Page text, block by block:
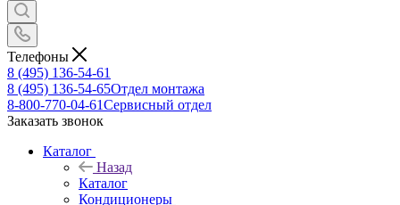
Телефоны
8 (495) 136-54-61
8 (495) 136-54-65Отдел монтажа
8-800-770-04-61Сервисный отдел
Заказать звонок
Каталог
Назад
Каталог
Кондиционеры